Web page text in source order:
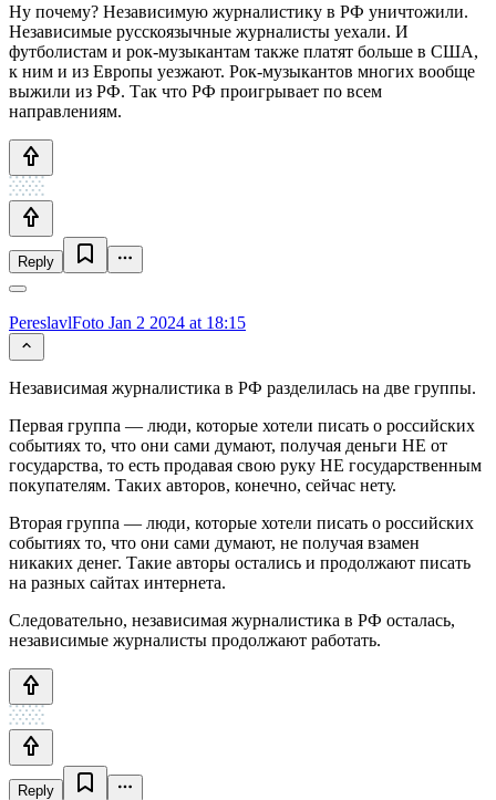
Ну почему? Независимую журналистику в РФ уничтожили.
Независимые русскоязычные журналисты уехали. И
футболистам и рок-музыкантам также платят больше в США,
к ним и из Европы уезжают. Рок-музыкантов многих вообще
выжили из РФ. Так что РФ проигрывает по всем
направлениям.
Reply
PereslavlFoto Jan 2 2024 at 18:15
Независимая журналистика в РФ разделилась на две группы.
Первая группа — люди, которые хотели писать о российских
событиях то, что они сами думают, получая деньги НЕ от
государства, то есть продавая свою руку НЕ государственным
покупателям. Таких авторов, конечно, сейчас нету.
Вторая группа — люди, которые хотели писать о российских
событиях то, что они сами думают, не получая взамен
никаких денег. Такие авторы остались и продолжают писать
на разных сайтах интернета.
Следовательно, независимая журналистика в РФ осталась,
независимые журналисты продолжают работать.
Reply